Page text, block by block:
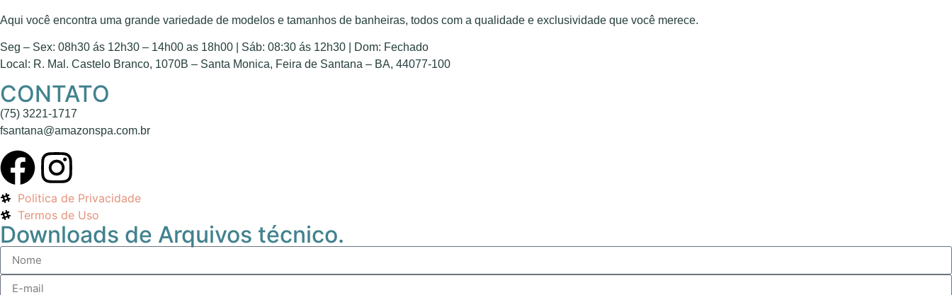
Aqui você encontra uma grande variedade de modelos e tamanhos de banheiras, todos com a qualidade e exclusividade que você merece.
Seg – Sex: 08h30 ás 12h30 – 14h00 as 18h00 | Sáb: 08:30 ás 12h30 | Dom: Fechado
Local: R. Mal. Castelo Branco, 1070B – Santa Monica, Feira de Santana – BA, 44077-100
CONTATO
(75) 3221-1717
fsantana@amazonspa.com.br
Politica de Privacidade
Termos de Uso
Downloads de Arquivos técnico.